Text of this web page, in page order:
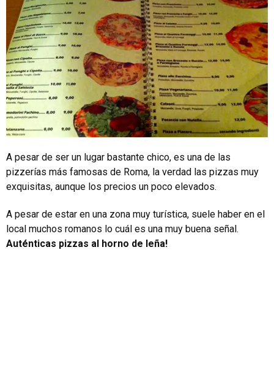
A pesar de ser un lugar bastante chico, es una de las
pizzerías más famosas de Roma, la verdad las pizzas muy
exquisitas, aunque los precios un poco elevados.
A pesar de estar en una zona muy turística, suele haber en el
local muchos romanos lo cuál es una muy buena señal.
Auténticas pizzas al horno de leña!